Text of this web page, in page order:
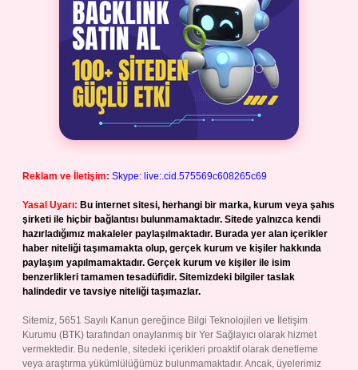
Reklam ve İletişim: Skype: live:.cid.575569c608265c69
Yasal Uyarı: Bu internet sitesi, herhangi bir marka, kurum veya şahıs
şirketi ile hiçbir bağlantısı bulunmamaktadır. Sitede yalnızca kendi
hazırladığımız makaleler paylaşılmaktadır. Burada yer alan içerikler
haber niteliği taşımamakta olup, gerçek kurum ve kişiler hakkında
paylaşım yapılmamaktadır. Gerçek kurum ve kişiler ile isim
benzerlikleri tamamen tesadüfidir. Sitemizdeki bilgiler taslak
halindedir ve tavsiye niteliği taşımazlar.
Sitemiz, 5651 Sayılı Kanun gereğince Bilgi Teknolojileri ve İletişim
Kurumu (BTK) tarafından onaylanmış bir Yer Sağlayıcı olarak hizmet
vermektedir. Bu nedenle, sitedeki içerikleri proaktif olarak denetleme
veya araştırma yükümlülüğümüz bulunmamaktadır. Ancak, üyelerimiz